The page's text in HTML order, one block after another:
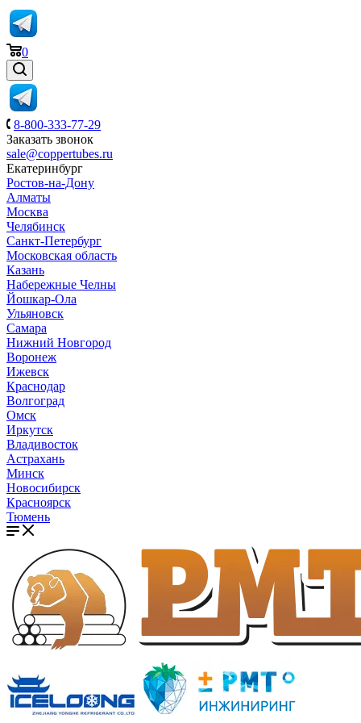
0
8-800-333-77-29
Заказать звонок
sale@coppertubes.ru
Екатеринбург
Ростов-на-Дону
Алматы
Москва
Челябинск
Санкт-Петербург
Московская область
Казань
Набережные Челны
Йошкар-Ола
Ульяновск
Самара
Нижний Новгород
Воронеж
Ижевск
Краснодар
Волгоград
Омск
Иркутск
Владивосток
Астрахань
Минск
Новосибирск
Красноярск
Тюмень